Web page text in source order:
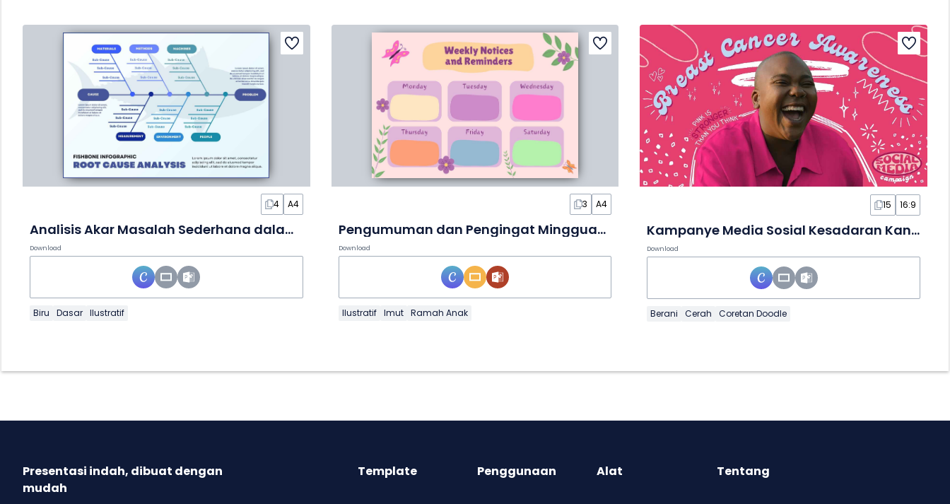
4 A4
Analisis Akar Masalah Sederhana dalam Infografis Fishbone
Download
Biru Dasar Ilustratif
3 A4
Pengumuman dan Pengingat Mingguan yang Imut dalam Poster
Download
Ilustratif Imut Ramah Anak
15 16:9
Kampanye Media Sosial Kesadaran Kanker Bergaya Doodle dalam Slide
Download
Berani Cerah Coretan Doodle
Presentasi indah, dibuat dengan
mudah
Template Penggunaan Alat Tentang